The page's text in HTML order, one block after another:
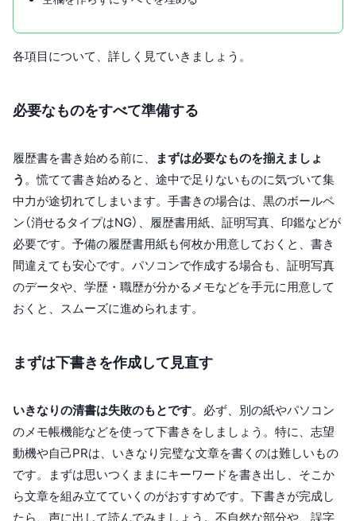
各項目について、詳しく見ていきましょう。
必要なものをすべて準備する
履歴書を書き始める前に、
まずは必要なものを揃えましょ
う 。慌てて書き始めると、途中で足りないものに気づいて集
中力が途切れてしまいます。手書きの場合は、黒のボールペ
ン（消せるタイプはNG）、履歴書用紙、証明写真、印鑑などが
必要です。予備の履歴書用紙も何枚か用意しておくと、書き
間違えても安心です。パソコンで作成する場合も、証明写真
のデータや、学歴・職歴が分かるメモなどを手元に用意して
おくと、スムーズに進められます。
まずは下書きを作成して見直す
いきなりの清書は失敗のもとです。必ず、別の紙やパソコン
のメモ帳機能などを使って下書きをしましょう。特に、志望
動機や自己PRは、いきなり完璧な文章を書くのは難しいもの
です。まずは思いつくままにキーワードを書き出し、そこか
ら文章を組み立てていくのがおすすめです。下書きが完成し
たら、声に出して読んでみましょう。不自然な部分や、誤字